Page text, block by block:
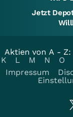
Jetzt
Aktien von A - Z:
K
L M N O
Impressum